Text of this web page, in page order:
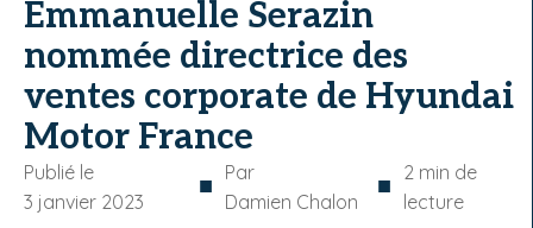
Emmanuelle Serazin
nommée directrice des
ventes corporate de Hyundai
Motor France
Publié le
3 janvier 2023
■ Par
Damien Chalon
■ 2 min de
lecture